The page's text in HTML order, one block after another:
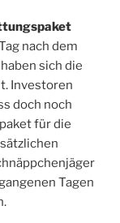
nach dem
sich die
Investoren
doch noch
für die
Tagen